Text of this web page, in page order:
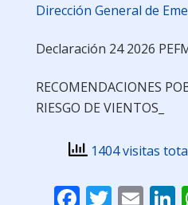
Dirección General de
Declaración 24 2026
RECOMENDACIONES
RIESGO DE VIENTOS_
1404 visitas